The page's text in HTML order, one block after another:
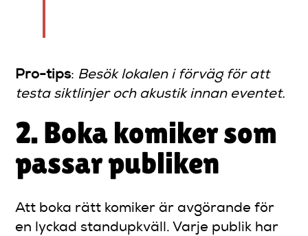
Pro-tips: Besök lokalen i förväg för att
testa siktlinjer och akustik innan eventet.
2. Boka komiker som
passar publiken
Att boka rätt komiker är avgörande för
en lyckad standupkväll. Varje publik har